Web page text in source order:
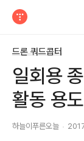
드론 쿼드콥터
일회용
활동 용도
하늘이푸른오늘